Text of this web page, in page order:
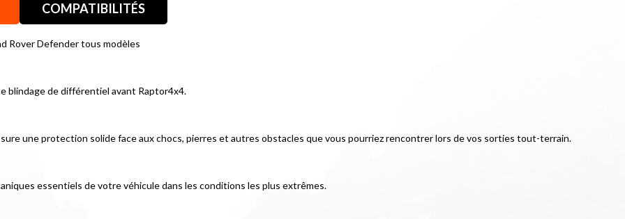
COMPATIBILITÉS
Rover Defender tous modèles
blindage de différentiel avant Raptor4x4.
une protection solide face aux chocs, pierres et autres obstacles que vous pourriez rencontrer lors de vos sorties tout-terrain.
essentiels de votre véhicule dans les conditions les plus extrêmes.